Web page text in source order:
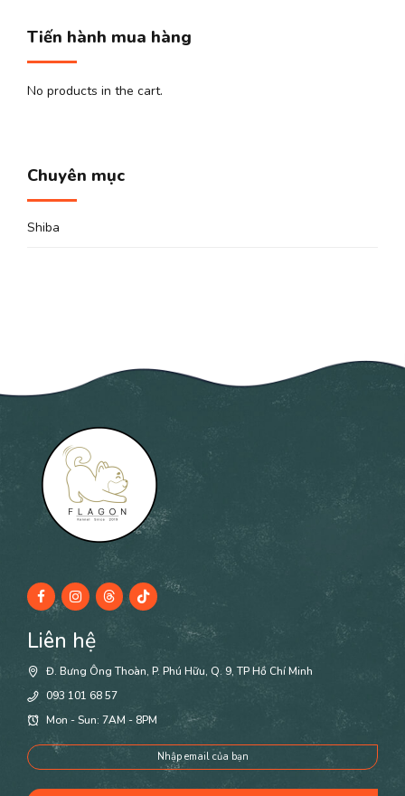
Tiến hành mua hàng
No products in the cart.
Chuyên mục
Shiba
Liên hệ
Đ. Bưng Ông Thoàn, P. Phú Hữu, Q. 9, TP Hồ Chí Minh
093 101 68 57
Mon - Sun: 7AM - 8PM